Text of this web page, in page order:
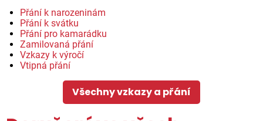
Přání k narozeninám
Přání k svátku
Přání pro kamarádku
Zamilovaná přání
Vzkazy k výročí
Vtipná přání
Všechny vzkazy a přání